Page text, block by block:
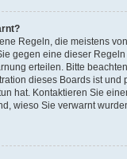
Regeln, die meistens
gegen eine dieser
erteilen. Bitte
dieses Boards ist und
hat. Kontaktieren Sie
wieso Sie verwarnt